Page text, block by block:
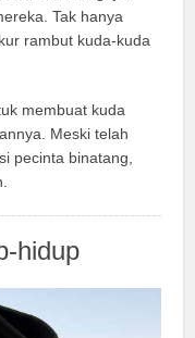
Tak hanya
rambut kuda-kuda
membuat kuda
Meski telah
pecinta binatang,
hidup